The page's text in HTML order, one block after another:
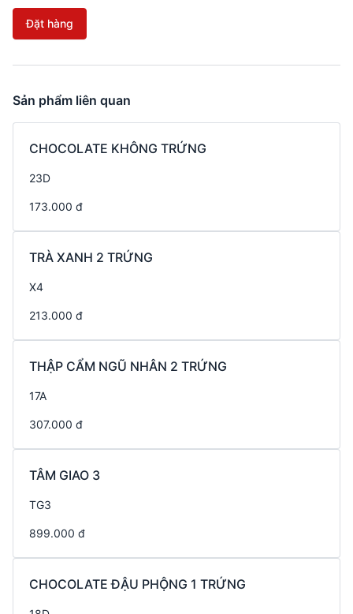
Đặt hàng
Sản phẩm liên quan
CHOCOLATE KHÔNG TRỨNG
23D
173.000 đ
TRÀ XANH 2 TRỨNG
X4
213.000 đ
THẬP CẨM NGŨ NHÂN 2 TRỨNG
17A
307.000 đ
TÂM GIAO 3
TG3
899.000 đ
CHOCOLATE ĐẬU PHỘNG 1 TRỨNG